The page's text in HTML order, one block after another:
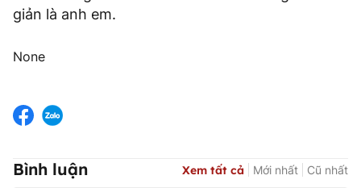
giản là anh em.
None
Bình luận Xem tất cả Mới nhất Cũ nhất